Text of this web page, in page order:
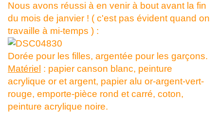
Nous avons réussi à en venir à bout avant la fin
du mois de janvier ! ( c'est pas évident quand on
travaille à mi-temps ) :
Dorée pour les filles, argentée pour les garçons.
Matériel : papier canson blanc, peinture
acrylique or et argent, papier alu or-argent-vert-
rouge, emporte-pièce rond et carré, coton,
peinture acrylique noire.